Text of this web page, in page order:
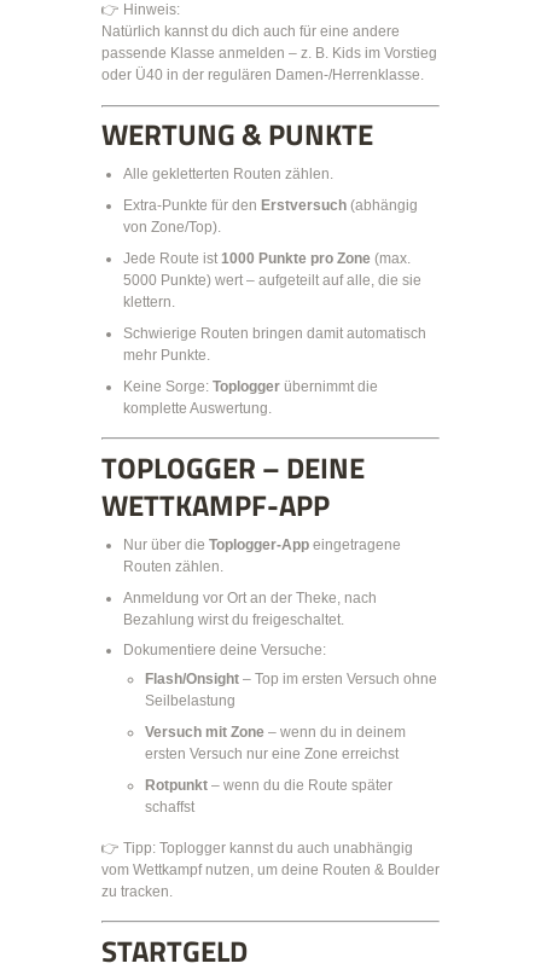
👉 Hinweis:
Natürlich kannst du dich auch für eine andere
passende Klasse anmelden – z. B. Kids im Vorstieg
oder Ü40 in der regulären Damen-/Herrenklasse.
WERTUNG & PUNKTE
Alle gekletterten Routen zählen.
Extra-Punkte für den Erstversuch (abhängig
von Zone/Top).
Jede Route ist1000 Punkte pro Zone (max.
5000 Punkte) wert – aufgeteilt auf alle, die sie
klettern.
Schwierige Routen bringen damit automatisch
mehr Punkte.
Keine Sorge: Toplogger übernimmt die
komplette Auswertung.
TOPLOGGER – DEINE
WETTKAMPF-APP
Nur über die Toplogger-App eingetragene
Routen zählen.
Anmeldung vor Ort an der Theke, nach
Bezahlung wirst du freigeschaltet.
Dokumentiere deine Versuche:
Flash/Onsight – Top im ersten Versuch ohne
Seilbelastung
Versuch mit Zone – wenn du in deinem
ersten Versuch nur eine Zone erreichst
Rotpunkt – wenn du die Route später
schaffst
👉 Tipp: Toplogger kannst du auch unabhängig
vom Wettkampf nutzen, um deine Routen & Boulder
zu tracken.
STARTGELD